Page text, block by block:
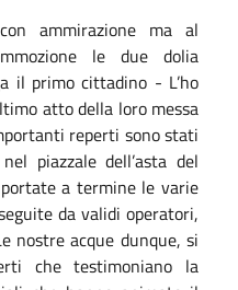
ammirazione ma al
le due dolia
il primo cittadino - L’ho
atto della loro messa
reperti sono stati
piazzale dell’asta del
a termine le varie
da validi operatori,
nostre acque dunque, si
che testimoniano la